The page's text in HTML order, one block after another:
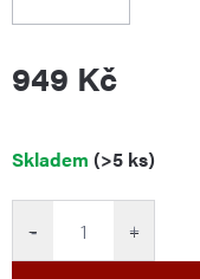
949 Kč
Měrná
Skladem (>5 ks)
+
−